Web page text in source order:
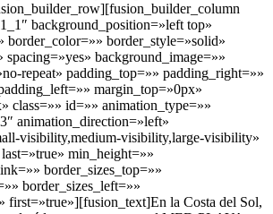
background_position=»left top»
border_color=»» border_style=»solid»
background_image=»»
repeat» padding_top=»» padding_right=»»
margin_top=»0px»
class=»» id=»» animation_type=»»
animation_direction=»left»
visibility,medium-visibility,large-visibility»
min_height=»»
border_sizes_top=»»
border_sizes_left=»»
first=»true»][fusion_text]En la Costa del Sol,